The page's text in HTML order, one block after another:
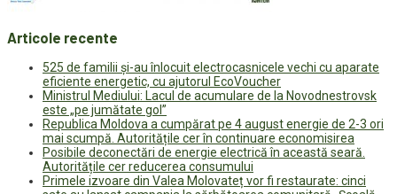
Articole recente
525 de familii și-au înlocuit electrocasnicele vechi cu aparate
eficiente energetic, cu ajutorul EcoVoucher
Ministrul Mediului: Lacul de acumulare de la Novodnestrovsk
este „pe jumătate gol”
Republica Moldova a cumpărat pe 4 august energie de 2-3 ori
mai scumpă. Autoritățile cer în continuare economisirea
Posibile deconectări de energie electrică în această seară.
Autoritățile cer reducerea consumului
Primele izvoare din Valea Molovateț vor fi restaurate: cinci